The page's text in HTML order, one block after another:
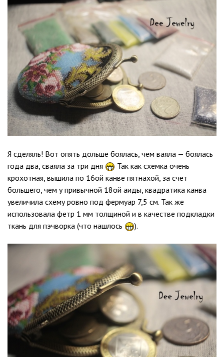
Я сделяль! Вот опять дольше боялась, чем ваяла — боялась
года два, сваяла за три дня
Так как схемка очень
крохотная, вышила по 16ой канве пятнахой, за счет
большего, чем у привычной 18ой аиды, квадратика канва
увеличила схему ровно под фермуар 7,5 см. Так же
использовала фетр 1 мм толщиной и в качестве подкладки
ткань для пэчворка (что нашлось
).